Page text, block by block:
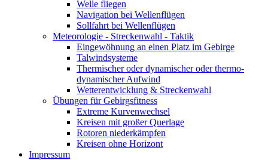
Welle fliegen
Navigation bei Wellenflügen
Sollfahrt bei Wellenflügen
Meteorologie - Streckenwahl - Taktik
Eingewöhnung an einen Platz im Gebirge
Talwindsysteme
Thermischer oder dynamischer oder thermo-
dynamischer Aufwind
Wetterentwicklung & Streckenwahl
Übungen für Gebirgsfitness
Extreme Kurvenwechsel
Kreisen mit großer Querlage
Rotoren niederkämpfen
Kreisen ohne Horizont
Impressum